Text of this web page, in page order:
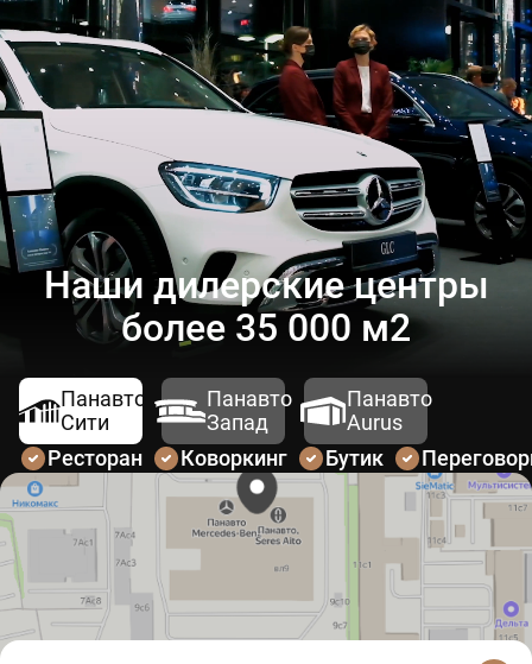
Наши дилерские центры
более 35 000 м2
Панавто
Сити
Панавто
Запад
Панавто
Aurus
Ресторан
Коворкинг Бутик